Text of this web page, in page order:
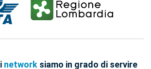
network siamo in grado di servire